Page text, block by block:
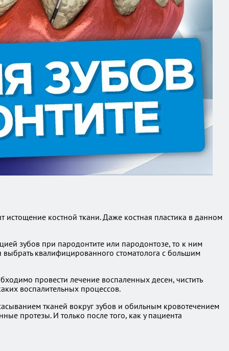
истощение костной ткани. Даже костная пластика в данном
зубов при пародонтите или пародонтозе, то к ним
квалифицированного стоматолога с большим
провести лечение воспаленных десен, чистить
воспалительных процессов.
тканей вокруг зубов и обильным кровотечением
протезы. И только после того, как у пациента